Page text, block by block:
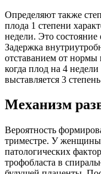
Определяют также
плода 1 степени
недели. Это
Задержка
отставанием от нормы
когда плод на 4
выставляется 3
Механизм
Вероятность
триместре. У
патологических
трофобласта в